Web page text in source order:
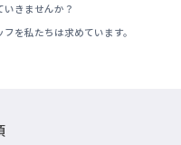
きませんか？
を私たちは求めています。